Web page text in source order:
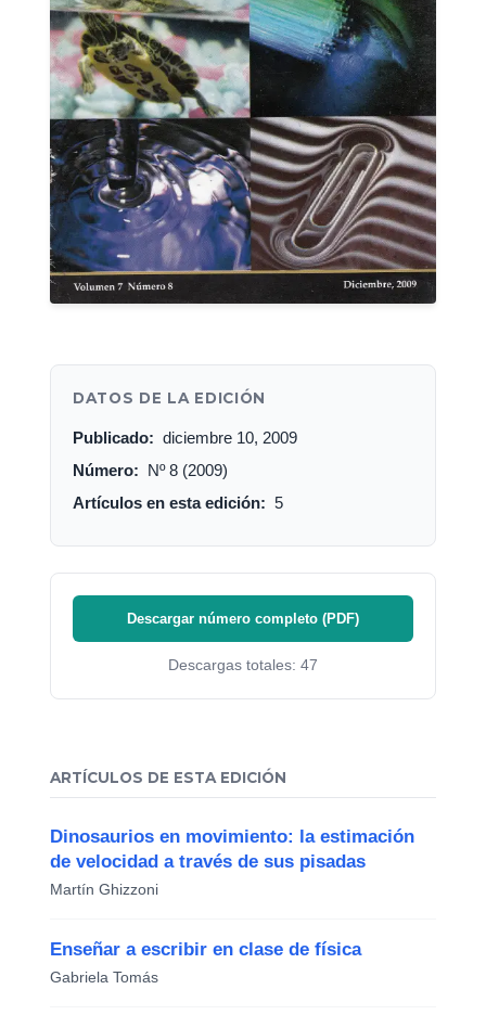
DATOS DE LA EDICIÓN
Publicado: diciembre 10, 2009
Número: Nº 8 (2009)
Artículos en esta edición: 5
Descargar número completo (PDF)
Descargas totales: 47
ARTÍCULOS DE ESTA EDICIÓN
Dinosaurios en movimiento: la estimación
de velocidad a través de sus pisadas
Martín Ghizzoni
Enseñar a escribir en clase de física
Gabriela Tomás